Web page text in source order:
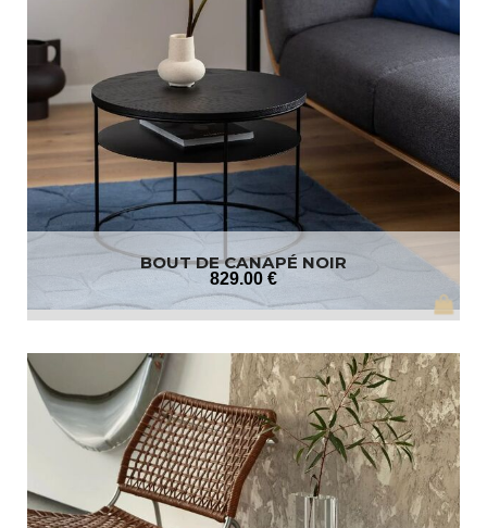
BOUT DE CANAPÉ NOIR
829.00 €